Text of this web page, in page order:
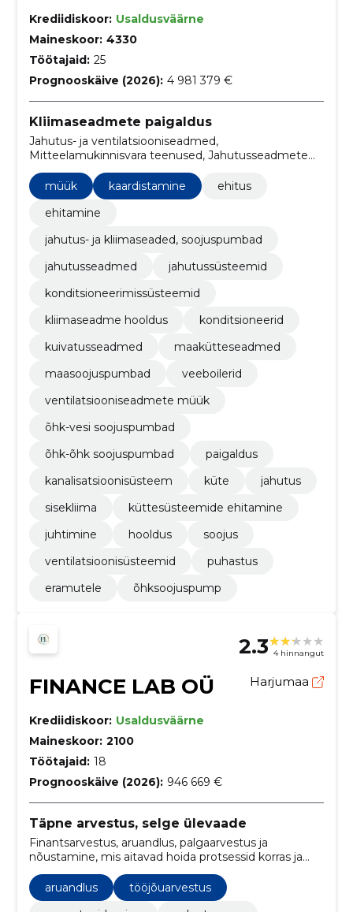
Krediidiskoor: Usaldusväärne
Maineskoor: 4330
Töötajaid: 25
Prognooskäive (2026): 4 981 379 €
Kliimaseadmete paigaldus
Jahutus- ja ventilatsiooniseadmed,
Mitteelamukinnisvara teenused, Jahutusseadmete
remondi- ja hooldusteenused, Õhufiltrid, ehitus,
ehitamine, jahutus- ja kliimaseaded, soojuspumbad,
Jahutusseadmed, jahutussüsteemid,
konditsioneerimissüsteemid
müük kaardistamine
ehitus
ehitamine
jahutus- ja kliimaseaded, soojuspumbad
jahutusseadmed
jahutussüsteemid
konditsioneerimissüsteemid
kliimaseadme hooldus
konditsioneerid
kuivatusseadmed
maakütteseadmed
maasoojuspumbad
veeboilerid
ventilatsiooniseadmete müük
õhk-vesi soojuspumbad
õhk-õhk soojuspumbad
paigaldus
kanalisatsioonisüsteem
küte
jahutus
sisekliima
küttesüsteemide ehitamine
juhtimine
hooldus
soojus
ventilatsioonisüsteemid
puhastus
eramutele
õhksoojuspump
2.3 4 hinnangut
FINANCE LAB OÜ Harjumaa
Krediidiskoor: Usaldusväärne
Maineskoor: 2100
Töötajaid: 18
Prognooskäive (2026): 946 669 €
Täpne arvestus, selge ülevaade
Finantsarvestus, aruandlus, palgaarvestus ja
nõustamine, mis aitavad hoida protsessid korras ja
nõuetele vastavad. Vähem halduskoormust, parem
nähtavus ja tõhusam töökorraldus.
aruandlus
tööjõuarvestus